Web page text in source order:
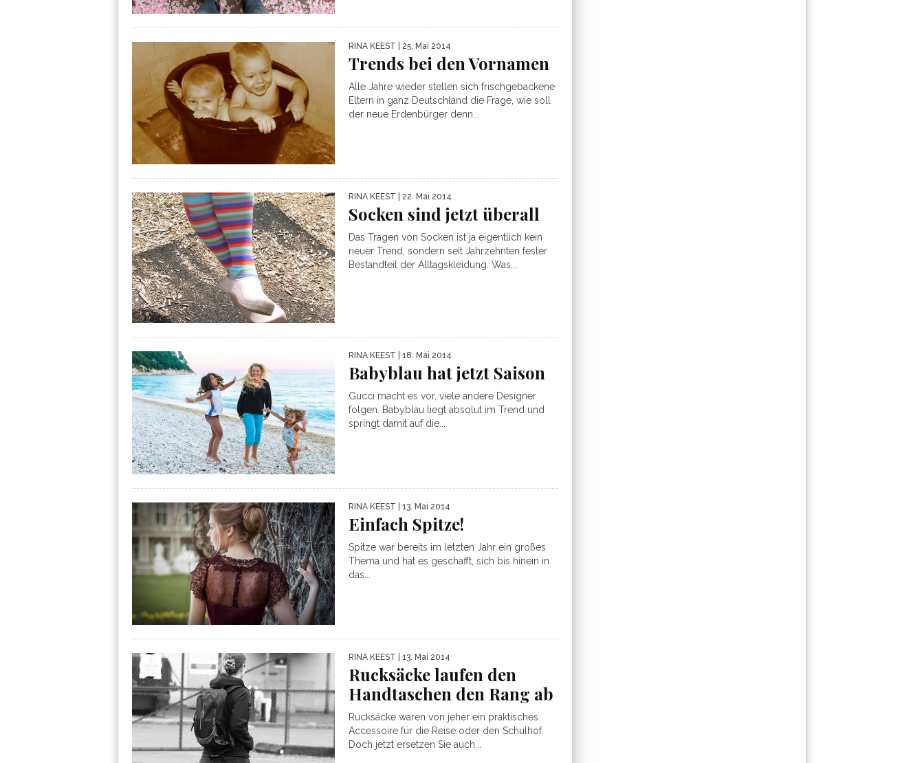
RINA KEEST | 25. Mai 2014
Trends bei den Vornamen
Alle Jahre wieder stellen sich frischgebackene
Eltern in ganz Deutschland die Frage, wie soll
der neue Erdenbürger denn...
RINA KEEST | 22. Mai 2014
Socken sind jetzt überall
Das Tragen von Socken ist ja eigentlich kein
neuer Trend, sondern seit Jahrzehnten fester
Bestandteil der Alltagskleidung. Was...
RINA KEEST | 18. Mai 2014
Babyblau hat jetzt Saison
Gucci macht es vor, viele andere Designer
folgen. Babyblau liegt absolut im Trend und
springt damit auf die...
RINA KEEST | 13. Mai 2014
Einfach Spitze!
Spitze war bereits im letzten Jahr ein großes
Thema und hat es geschafft, sich bis hinein in
das...
RINA KEEST | 13. Mai 2014
Rucksäcke laufen den
Handtaschen den Rang ab
Rucksäcke waren von jeher ein praktisches
Accessoire für die Reise oder den Schulhof.
Doch jetzt ersetzen Sie auch...